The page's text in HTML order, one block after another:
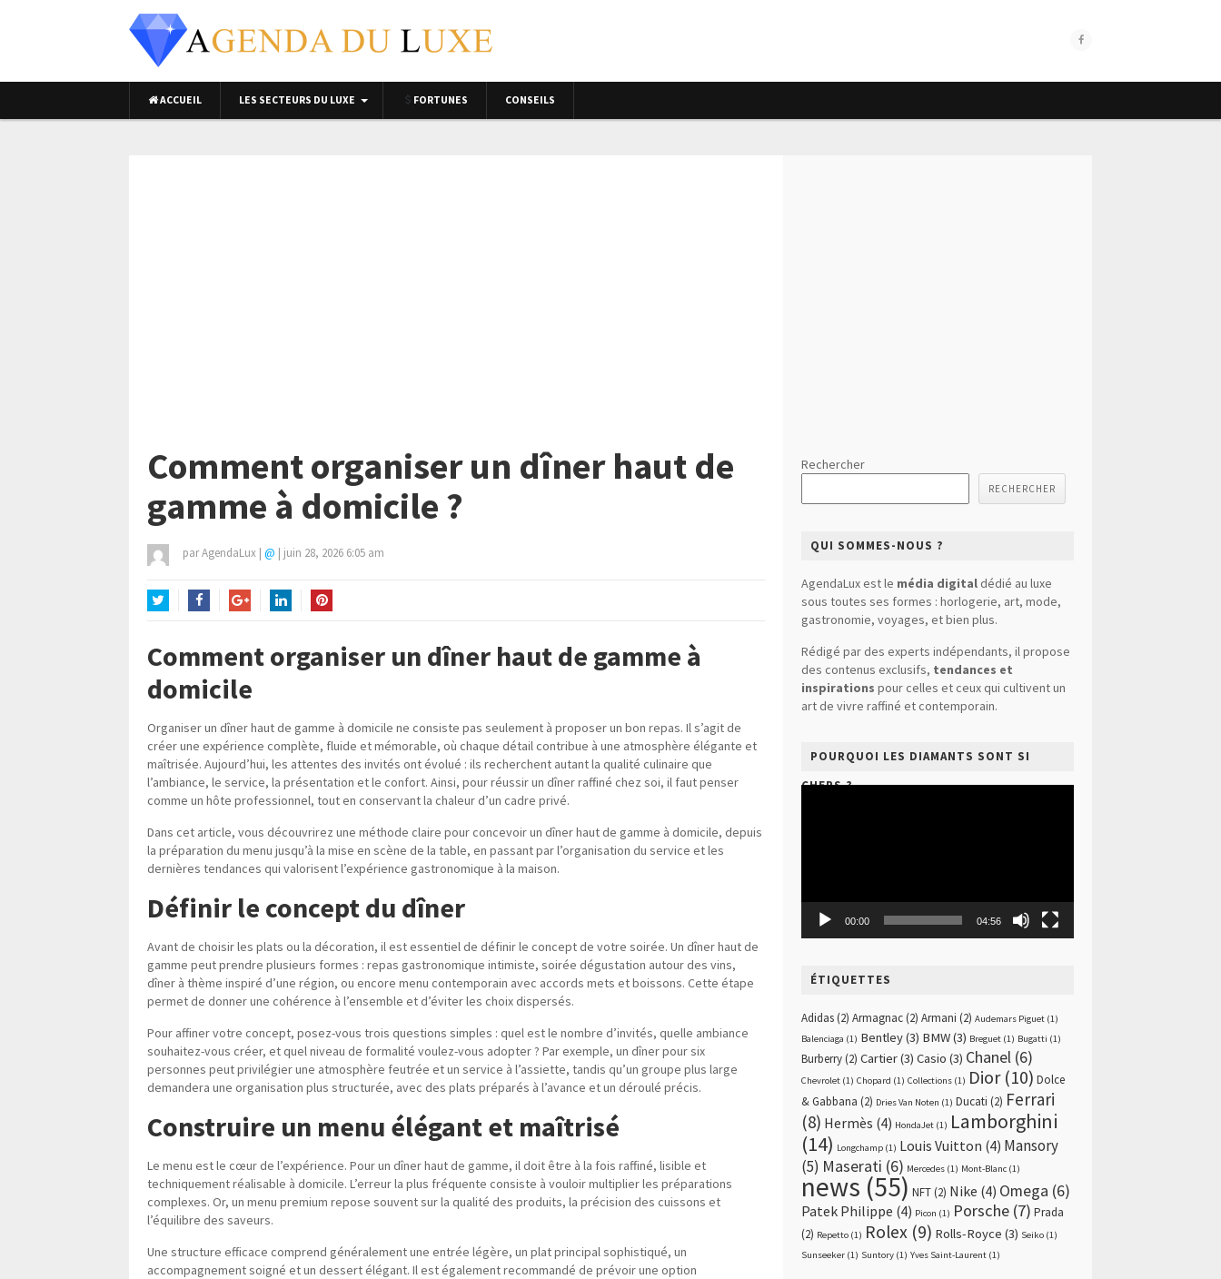
ACCUEIL LES SECTEURS DU LUXE FORTUNES CONSEILS
Comment organiser un dîner haut de
gamme à domicile ?
parAgendaLux | @ | juin 28, 2026 6:05 am
Comment organiser un dîner haut de gamme à
domicile
Organiser un dîner haut de gamme à domicile ne consiste pas seulement à proposer un bon repas. Il s’agit de
créer une expérience complète, fluide et mémorable, où chaque détail contribue à une atmosphère élégante et
maîtrisée. Aujourd’hui, les attentes des invités ont évolué : ils recherchent autant la qualité culinaire que
l’ambiance, le service, la présentation et le confort. Ainsi, pour réussir un dîner raffiné chez soi, il faut penser
comme un hôte professionnel, tout en conservant la chaleur d’un cadre privé.
Dans cet article, vous découvrirez une méthode claire pour concevoir un dîner haut de gamme à domicile, depuis
la préparation du menu jusqu’à la mise en scène de la table, en passant par l’organisation du service et les
dernières tendances qui valorisent l’expérience gastronomique à la maison.
Définir le concept du dîner
Avant de choisir les plats ou la décoration, il est essentiel de définir le concept de votre soirée. Un dîner haut de
gamme peut prendre plusieurs formes : repas gastronomique intimiste, soirée dégustation autour des vins,
dîner à thème inspiré d’une région, ou encore menu contemporain avec accords mets et boissons. Cette étape
permet de donner une cohérence à l’ensemble et d’éviter les choix dispersés.
Pour affiner votre concept, posez-vous trois questions simples : quel est le nombre d’invités, quelle ambiance
souhaitez-vous créer, et quel niveau de formalité voulez-vous adopter ? Par exemple, un dîner pour six
personnes peut privilégier une atmosphère feutrée et un service à l’assiette, tandis qu’un groupe plus large
demandera une organisation plus structurée, avec des plats préparés à l’avance et un déroulé précis.
Construire un menu élégant et maîtrisé
Le menu est le cœur de l’expérience. Pour un dîner haut de gamme, il doit être à la fois raffiné, lisible et
techniquement réalisable à domicile. L’erreur la plus fréquente consiste à vouloir multiplier les préparations
complexes. Or, un menu premium repose souvent sur la qualité des produits, la précision des cuissons et
l’équilibre des saveurs.
Une structure efficace comprend généralement une entrée légère, un plat principal sophistiqué, un
accompagnement soigné et un dessert élégant. Il est également recommandé de prévoir une option
Rechercher
RECHERCHER
QUI SOMMES-NOUS ?
AgendaLux est le média digital dédié au luxe
sous toutes ses formes : horlogerie, art, mode,
gastronomie, voyages, et bien plus.
Rédigé par des experts indépendants, il propose
des contenus exclusifs, tendances et
inspirations pour celles et ceux qui cultivent un
art de vivre raffiné et contemporain.
POURQUOI LES DIAMANTS SONT SI
CHERS ?
00:00 04:56
ÉTIQUETTES
Adidas(2) Armagnac(2) Armani (2) Audemars Piguet (1)
Balenciaga (1) Bentley(3) BMW(3) Breguet (1) Bugatti (1)
Burberry(2) Cartier(3) Casio (3) Chanel (6)
Chevrolet (1) Chopard (1) Collections (1) Dior(10) Dolce
& Gabbana (2) Dries Van Noten (1) Ducati (2) Ferrari
(8) Hermès (4) HondaJet (1) Lamborghini
(14) Longchamp (1) Louis Vuitton (4) Mansory
(5) Maserati (6) Mercedes (1) Mont-Blanc (1)
news (55) NFT(2) Nike (4) Omega (6)
Patek Philippe (4) Picon (1) Porsche (7) Prada
(2) Repetto (1) Rolex (9) Rolls-Royce (3) Seiko (1)
Sunseeker (1) Suntory (1) Yves Saint-Laurent (1)